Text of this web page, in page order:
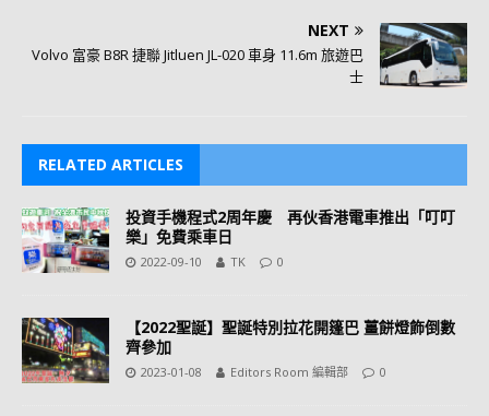
NEXT
Volvo 富豪 B8R 捷聯 Jitluen JL-020 車身 11.6m 旅遊巴
士
RELATED ARTICLES
投資手機程式2周年慶 再伙香港電車推出「叮叮
樂」免費乘車日
2022-09-10 TK 0
【2022聖誕】聖誕特別拉花開篷巴 薑餅燈飾倒數
齊參加
2023-01-08 Editors Room 編輯部 0